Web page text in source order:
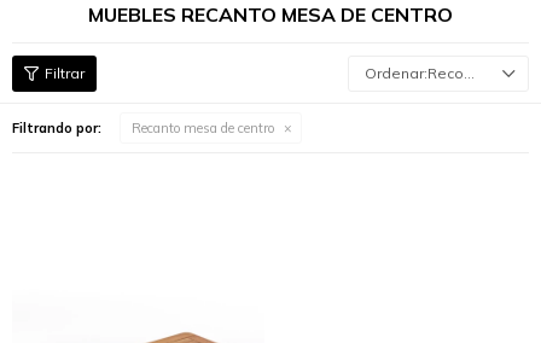
MUEBLES RECANTO MESA DE CENTRO
Recomendados
Filtrando por: Recanto mesa de centro